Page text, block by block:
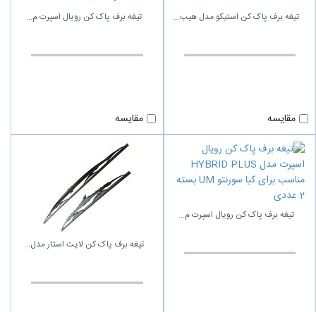
تیغه برف پاک کن استیکو مدل هیب
مقایسه
تیغه برف پاک‌ کن رویال اسپرت م
مقایسه
تیغه برف پاک‌ کن رویال اسپرت م
تیغه برف پاک کن لایت استار مدل